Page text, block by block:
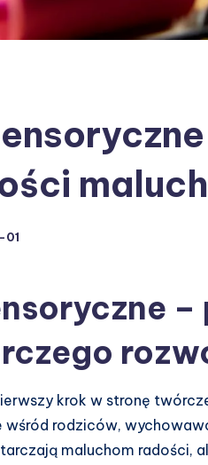
krok w stronę
wśród rodziców,
maluchom radości,